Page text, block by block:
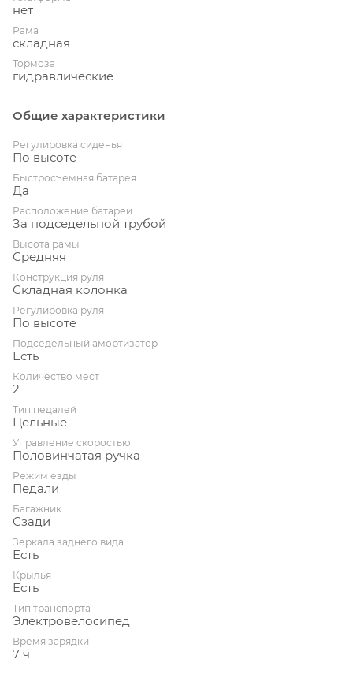
нет
Рама
складная
Тормоза
гидравлические
Общие характеристики
Регулировка сиденья
По высоте
Быстросъемная батарея
Да
Расположение батареи
За подседельной трубой
Высота рамы
Средняя
Конструкция руля
Складная колонка
Регулировка руля
По высоте
Подседельный амортизатор
Есть
Количество мест
2
Тип педалей
Цельные
Управление скоростью
Половинчатая ручка
Режим езды
Педали
Багажник
Сзади
Зеркала заднего вида
Есть
Крылья
Есть
Тип транспорта
Электровелосипед
Время зарядки
7 ч